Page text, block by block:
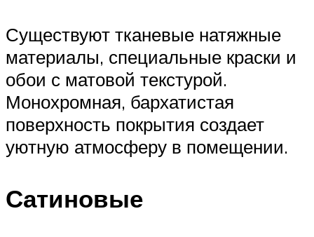
Существуют тканевые натяжные
материалы, специальные краски и
обои с матовой текстурой.
Монохромная, бархатистая
поверхность покрытия создает
уютную атмосферу в помещении.
Сатиновые